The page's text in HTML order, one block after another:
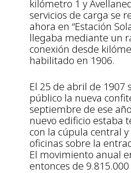
kilómetro 1 y
servicios de carga se
ahora en “Estación
llegaba mediante un
conexión desde
habilitado en 1906.
El 25 de abril de 1907
público la nueva
septiembre de ese
nuevo edificio estaba
con la cúpula central
oficinas sobre la
El movimiento anual
entonces de